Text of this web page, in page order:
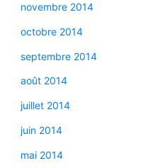
novembre 2014
octobre 2014
septembre 2014
août 2014
juillet 2014
juin 2014
mai 2014